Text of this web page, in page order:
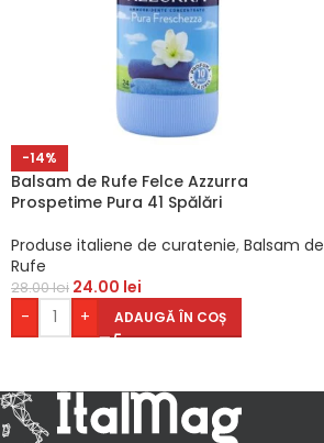
-14%
Balsam de Rufe Felce Azzurra
Prospetime Pura 41 Spălări
Produse italiene de curatenie, Balsam de
Rufe
28.00lei 24.00 lei
-
+ ADAUGĂ ÎN COȘ